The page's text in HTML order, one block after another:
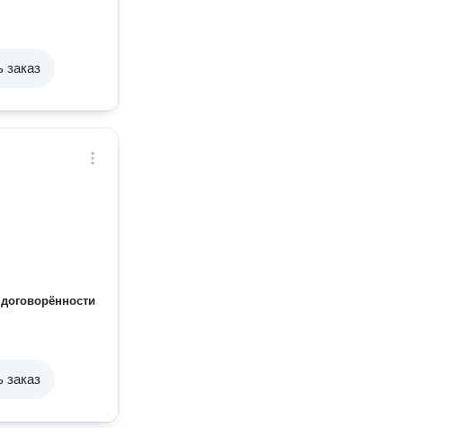
заказ
заказ